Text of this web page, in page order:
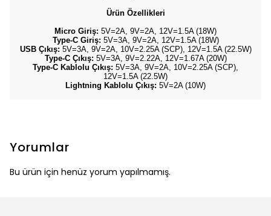
Ürün Özellikleri
Micro Giriş: 5V=2A, 9V=2A, 12V=1.5A (18W)
Type-C Giriş: 5V=3A, 9V=2A, 12V=1.5A (18W)
USB Çıkış: 5V=3A, 9V=2A, 10V=2.25A (SCP), 12V=1.5A (22.5W)
Type-C Çıkış: 5V=3A, 9V=2.22A, 12V=1.67A (20W)
Type-C Kablolu Çıkış: 5V=3A, 9V=2A, 10V=2.25A (SCP),
12V=1.5A (22.5W)
Lightning Kablolu Çıkış: 5V=2A (10W)
Yorumlar
Bu ürün için henüz yorum yapılmamış.